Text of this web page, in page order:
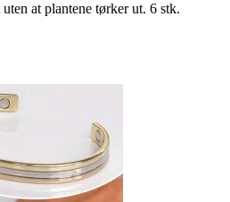
at plantene tørker ut. 6 stk.